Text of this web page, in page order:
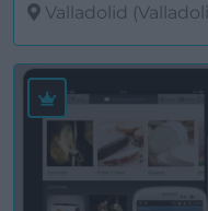
Valladolid